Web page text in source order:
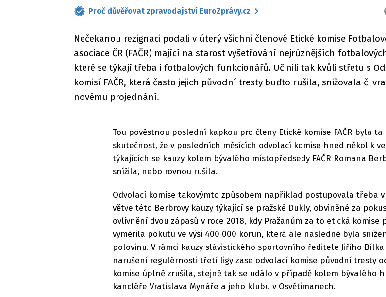
Proč důvěřovat zpravodajství EuroZprávy.cz
Nečekanou rezignaci podali v úterý všichni členové Etické komise
asociace ČR (FAČR) mající na starost vyšetřování nejrůznějších
které se týkají třeba i fotbalových funkcionářů. Učinili tak kvůli střetu s
komisí FAČR, která často jejich původní tresty buďto rušila, snižovala či
novému projednání.
Tou pověstnou poslední kapkou pro členy Etické komise FAČR byla ta
skutečnost, že v posledních měsících odvolací komise hned několik
týkajících se kauzy kolem bývalého místopředsedy FAČR Romana
snížila, nebo rovnou rušila.
Odvolací komise takovýmto způsobem například postupovala třeba v
větve této Berbrovy kauzy týkající se pražské Dukly, obviněné za
ovlivnění dvou zápasů v roce 2018, kdy Pražanům za to etická komise
vyměřila pokutu ve výši 400 000 korun, která ale následně byla
polovinu. V rámci kauzy slávistického sportovního ředitele Jiřího
narušení regulérnosti třetí ligy zase odvolací komise původní tresty
komise úplně zrušila, stejně tak se událo v případě kolem bývalého
kancléře Vratislava Mynáře a jeho klubu v Osvětimanech.